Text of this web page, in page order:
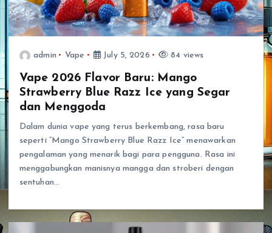
admin Vape July 5, 2026 84 views
Vape 2026 Flavor Baru: Mango
Strawberry Blue Razz Ice yang Segar
dan Menggoda
Dalam dunia vape yang terus berkembang, rasa baru
seperti “Mango Strawberry Blue Razz Ice” menawarkan
pengalaman yang menarik bagi para pengguna. Rasa ini
menggabungkan manisnya mangga dan stroberi dengan
sentuhan…